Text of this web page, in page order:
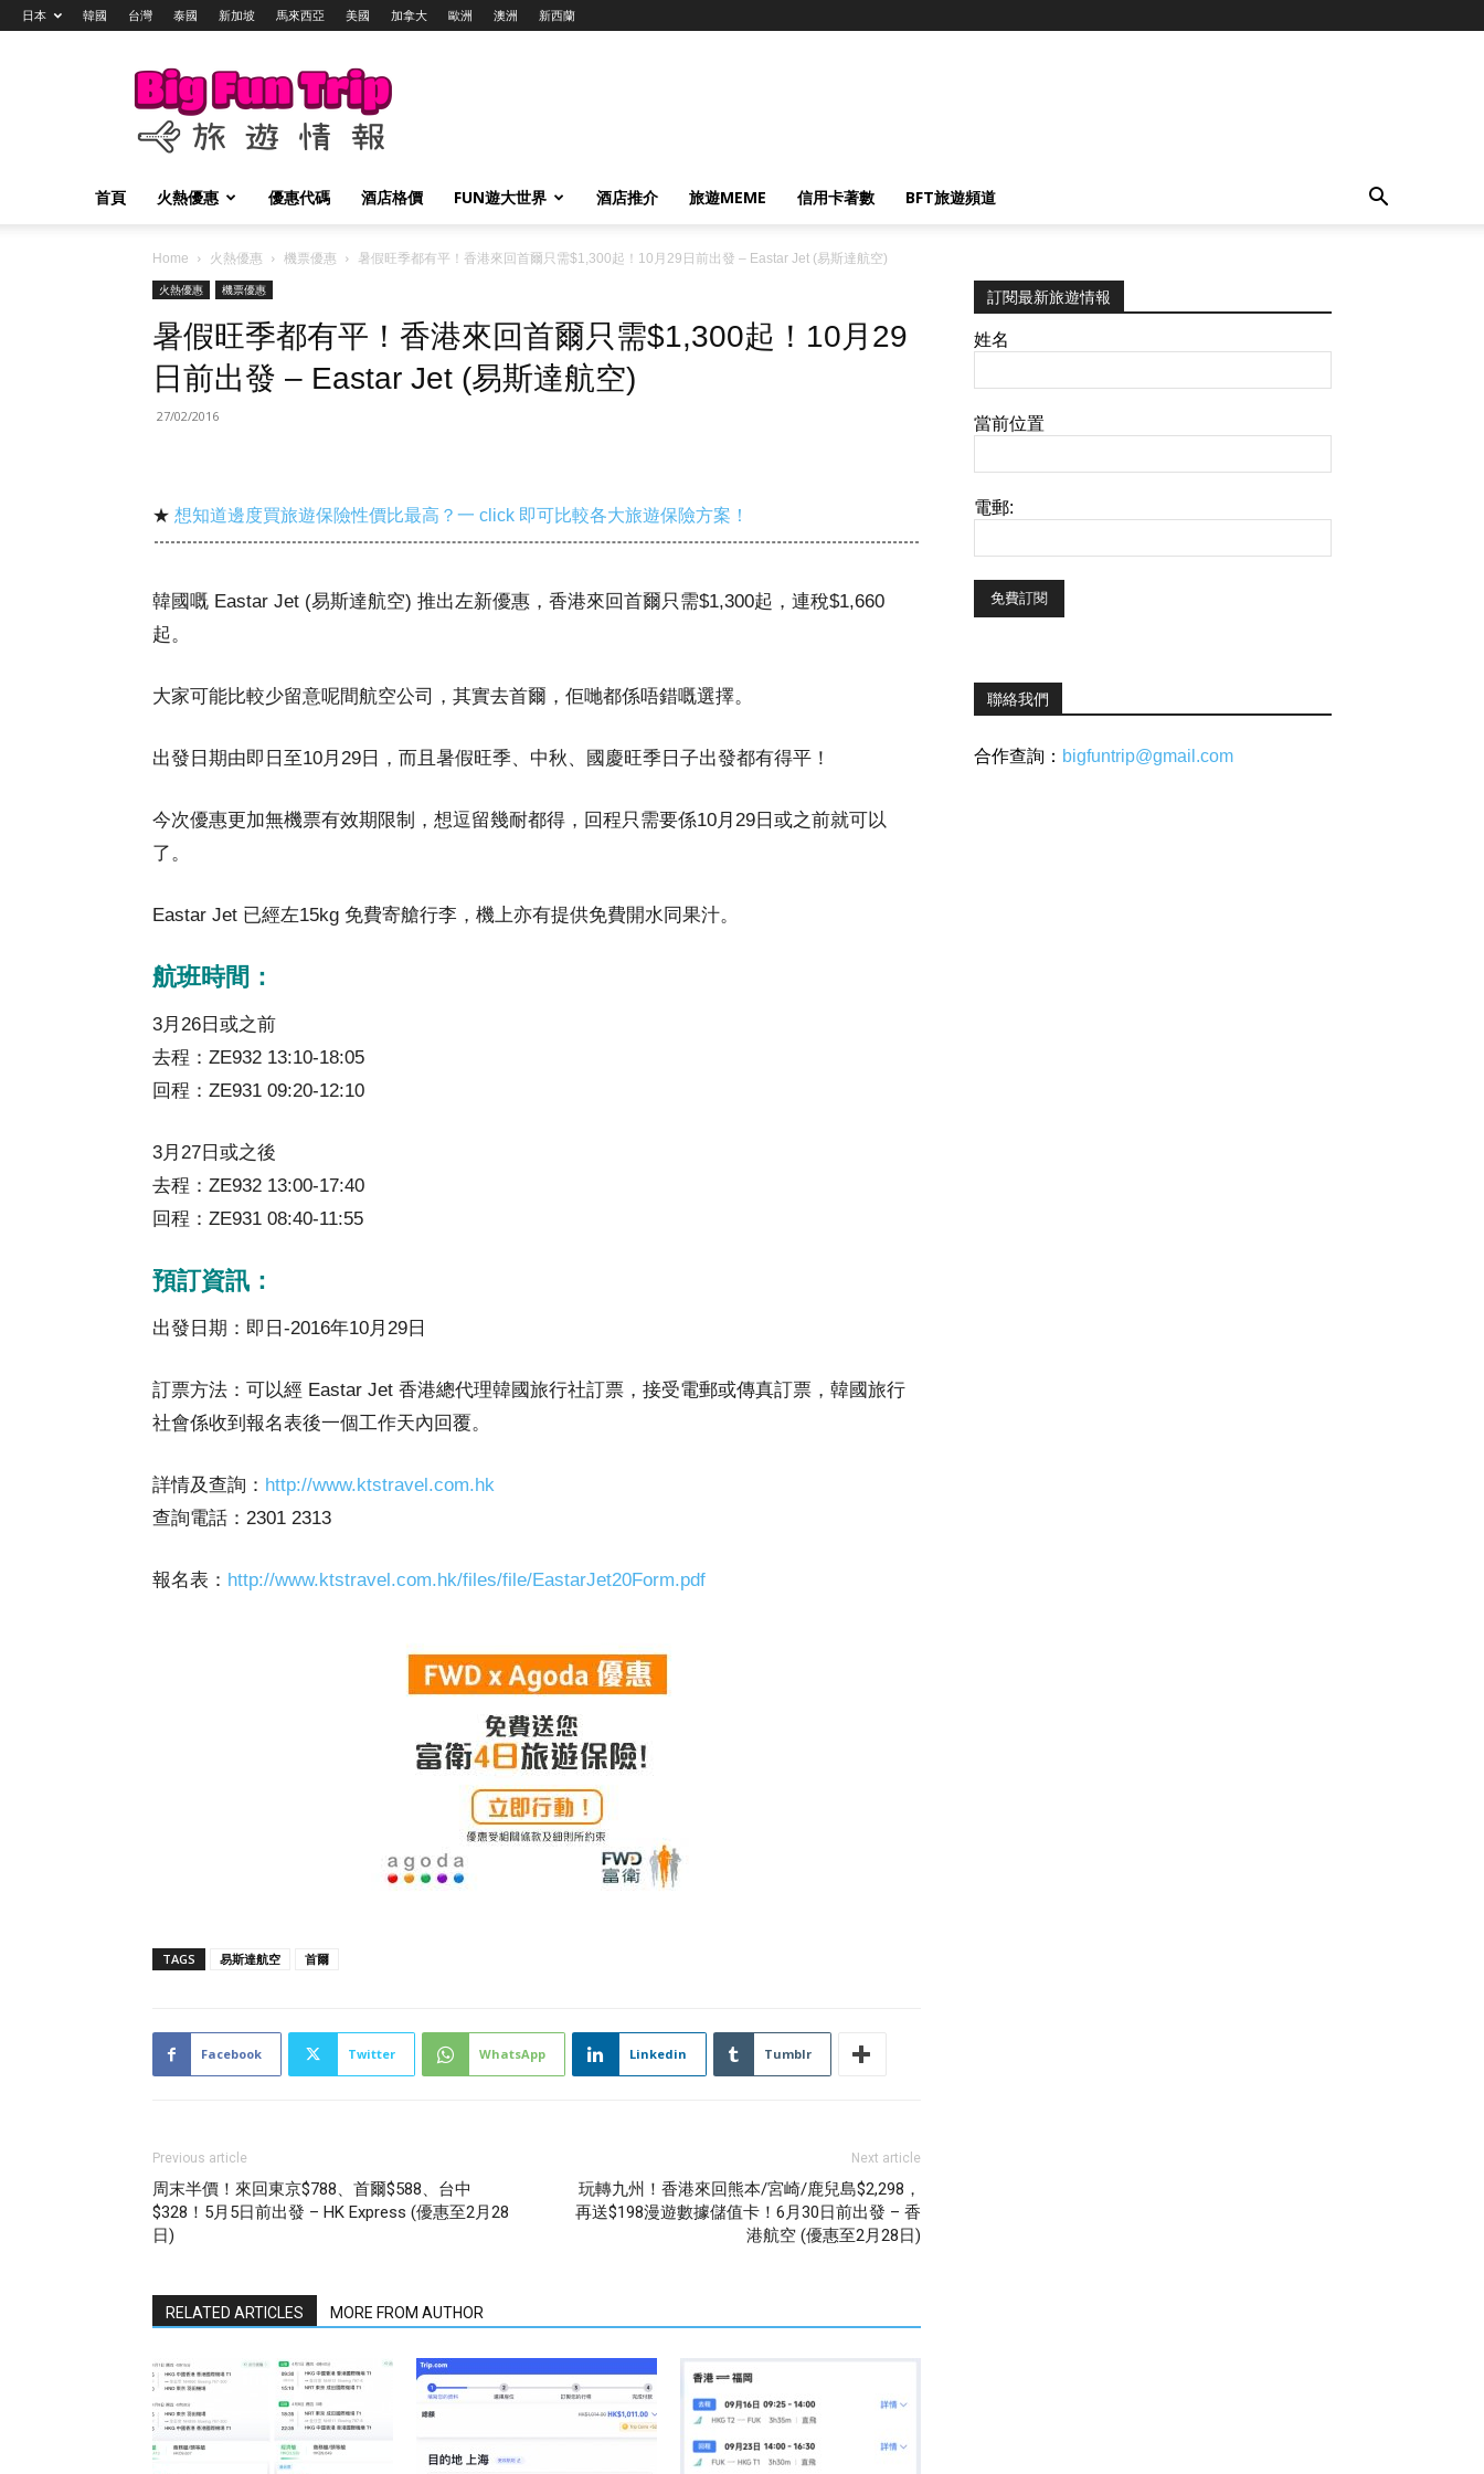
日本 韓國 台灣 泰國 新加坡 馬來西亞 美國 加拿大 歐洲 澳洲 新西蘭
Big
Trip
旅
情
報
首頁 火熱優惠 優惠代碼 酒店格價 FUN遊大世界 酒店推介 旅遊MEME 信用卡著數 BFT旅遊頻道
Home 火熱優惠 機票優惠
暑假旺季都有平！香港來回首爾只需$1,300起！10月29日前出發 – Eastar Jet (易斯達航空)
火熱優惠
機票優惠
暑假旺季都有平！香港來回首爾只需$1,300起！10月29
日前出發 – Eastar Jet (易斯達航空)
27/02/2016
★ 想知道邊度買旅遊保險性價比最高？一 click 即可比較各大旅遊保險方案！
韓國嘅 Eastar Jet (易斯達航空) 推出左新優惠，香港來回首爾只需$1,300起，連稅$1,660
起。
大家可能比較少留意呢間航空公司，其實去首爾，佢哋都係唔錯嘅選擇。
出發日期由即日至10月29日，而且暑假旺季、中秋、國慶旺季日子出發都有得平！
今次優惠更加無機票有效期限制，想逗留幾耐都得，回程只需要係10月29日或之前就可以
了。
Eastar Jet 已經左15kg 免費寄艙行李，機上亦有提供免費開水同果汁。
航班時間：
3月26日或之前
去程：ZE932 13:10-18:05
回程：ZE931 09:20-12:10
3月27日或之後
去程：ZE932 13:00-17:40
回程：ZE931 08:40-11:55
預訂資訊：
出發日期：即日-2016年10月29日
訂票方法：可以經 Eastar Jet 香港總代理韓國旅行社訂票，接受電郵或傳真訂票，韓國旅行
社會係收到報名表後一個工作天內回覆。
詳情及查詢： http://www.ktstravel.com.hk
查詢電話：2301 2313
報名表： http://www.ktstravel.com.hk/files/file/EastarJet20Form.pdf
TAGS 易斯達航空 首爾
Facebook Twitter WhatsApp Linkedin Tumblr
Previous article
周末半價！來回東京$788、首爾$588、台中
$328！5月5日前出發 – HK Express (優惠至2月28
日)
Next article
玩轉九州！香港來回熊本/宮崎/鹿兒島$2,298，
再送$198漫遊數據儲值卡！6月30日前出發 – 香
港航空 (優惠至2月28日)
RELATED ARTICLES MORE FROM AUTHOR
訂閱最新旅遊情報
姓名
當前位置
電郵:
聯絡我們
合作查詢： bigfuntrip@gmail.com